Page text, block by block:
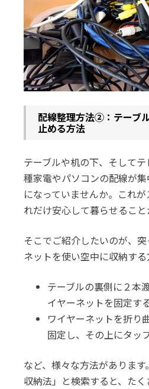
配線整理方法②：テーブ
止める方法
テーブルや机の下、そして
種家電やパソコンの配線が
になっていませんか。これ
れだけ安心して暮らせること
そこでご紹介したいのが、
ネットを使い空中に収納する
テーブルの裏側に２本
イヤーネットを固定す
ワイヤーネットを折り
固定し、その上にタッ
など、様々な方法がありま
収納法」と検索すると、た